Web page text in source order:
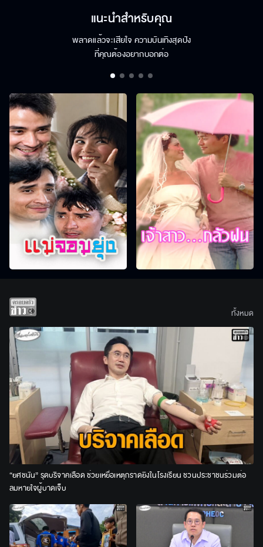
แนะนำสำหรับคุณ
พลาดแล้วจะเสียใจ ความบันเทิงสุดปัง
ที่คุณต้องอยากบอกต่อ
“ยศชนัน” รุดบริจาคเลือด ช่วยเหยื่อเหตุกราดยิงในโรงเรียน ชวนประชาชนร่วมต่อ
ลมหายใจผู้บาดเจ็บ
ทั้งหมด